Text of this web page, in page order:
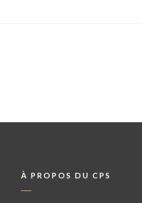
À PROPOS DU CPS